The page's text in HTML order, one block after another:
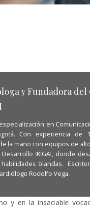
y Fundadora
en
Con experiencia de
la mano con equipos de
IKIGAI, donde
blandas.
Rodolfo Vega.
y en la insaciable